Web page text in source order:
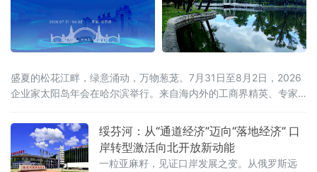
盛夏的松花江畔，绿意涌动，万物葱茏。7月31日至8月2日，2026
企业家太阳岛年会在哈尔滨举行。来自海内外的工商界精英、专家
打磨，企业家太阳岛年会已成长为新华社社级标志性论坛，形成“南
有博鳌，北有太阳岛”的全国产业对话IP。本届年会以“新质生产力：
新突破 新途径 新局面 新成果”为核心主题，锚定哈尔滨“三城三
绥芬河：从“通道经济”迈向“落地经济” 口
岸转型激活向北开放新动能
一粒亚麻籽，见证口岸发展之变。从俄罗斯远